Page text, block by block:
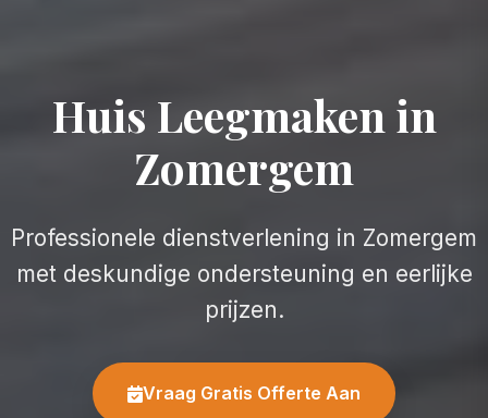
Huis Leegmaken in
Zomergem
Professionele dienstverlening in Zomergem
met deskundige ondersteuning en eerlijke
prijzen.
Vraag Gratis Offerte Aan